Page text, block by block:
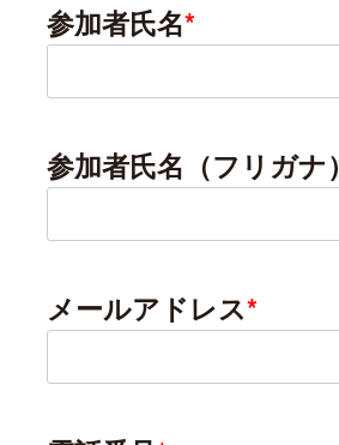
参加者氏名*
参加者氏名（フリガナ）
メールアドレス*